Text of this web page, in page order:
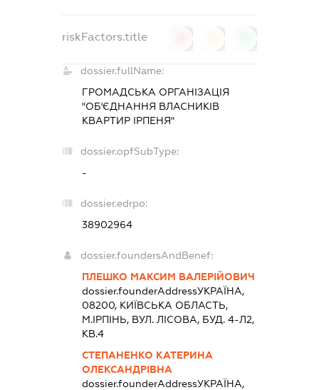
riskFactors.title
dossier.fullName:
ГРОМАДСЬКА ОРГАНІЗАЦІЯ
"ОБ'ЄДНАННЯ ВЛАСНИКІВ
КВАРТИР ІРПЕНЯ"
dossier.opfSubType:
-
dossier.edrpo:
38902964
dossier.foundersAndBenef:
ПЛЕШКО МАКСИМ ВАЛЕРІЙОВИЧ
dossier.founderAddressУКРАЇНА,
08200, КИЇВСЬКА ОБЛАСТЬ,
М.ІРПІНЬ, ВУЛ. ЛІСОВА, БУД. 4-Л2,
КВ.4
СТЕПАНЕНКО КАТЕРИНА
ОЛЕКСАНДРІВНА
dossier.founderAddressУКРАЇНА,